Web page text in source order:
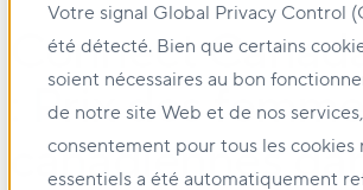
Votre signal Global Privacy Control
été détecté. Bien que certains
soient nécessaires au bon
de notre site Web et de nos
consentement pour tous les cookies
essentiels a été automatiquement
Connect
: Prix des
canadiennes